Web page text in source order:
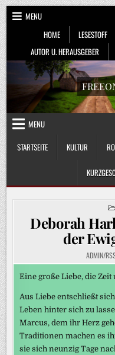
Skip
to
content
MENU
HOME
LESESTOFF
AUTOR U. HERAUSGEBER
MENU
STARTSEITE
KULTUR
Deborah
der
ADMIN/
Eine große Liebe, die
Aus Liebe entschließt
Leben hinter sich zu
Marcus, dem ihr Herz
Traditionen machen es
sie sich neunzig Tage